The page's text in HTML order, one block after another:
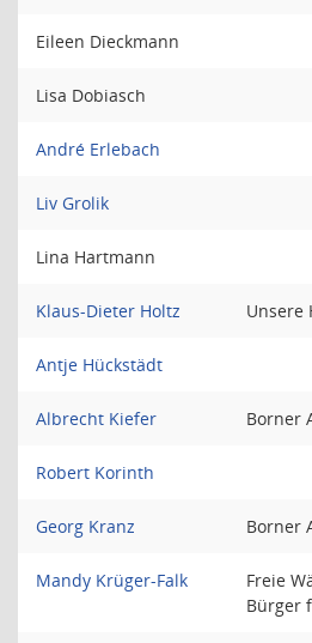
Eileen Dieckmann
Lisa Dobiasch
André Erlebach
Liv Grolik
Lina Hartmann
Klaus-Dieter Holtz Unsere
Antje Hückstädt
Albrecht Kiefer Borner
Robert Korinth
Georg Kranz Borner
Mandy Krüger-Falk
Freie
Bürger